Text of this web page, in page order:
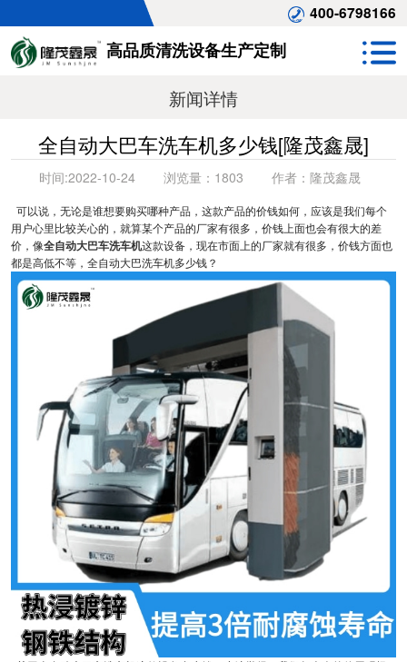
400-6798166
高品质清洗设备生产定制
新闻详情
全自动大巴车洗车机多少钱[隆茂鑫晟]
时间:2022-10-24 浏览量： 1803 作者： 隆茂鑫晟
可以说，无论是谁想要购买哪种产品，这款产品的价钱如何，应该是我们每个
用户心里比较关心的，就算某个产品的厂家有很多，价钱上面也会有很大的差
价，像全自动大巴车洗车机这款设备，现在市面上的厂家就有很多，价钱方面也
都是高低不等，全自动大巴洗车机多少钱？